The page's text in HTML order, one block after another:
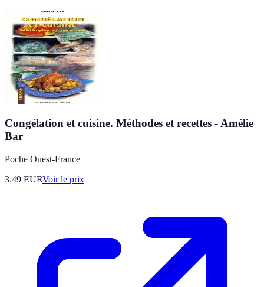
Congélation et cuisine. Méthodes et recettes - Amélie
Bar
Poche Ouest-France
3.49 EURVoir le prix